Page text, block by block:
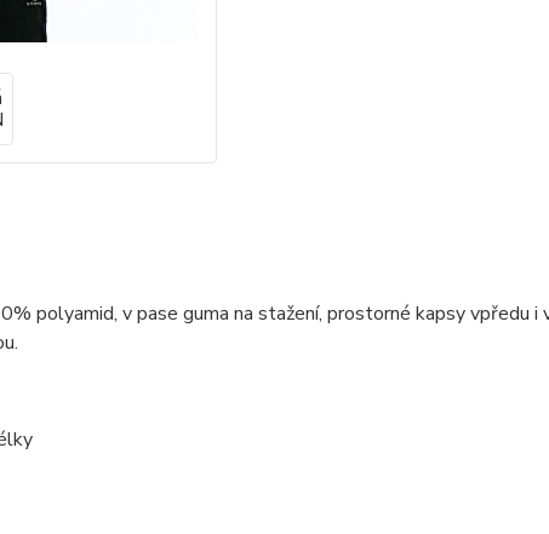
polyamid, v pase guma na stažení, prostorné kapsy vpředu i